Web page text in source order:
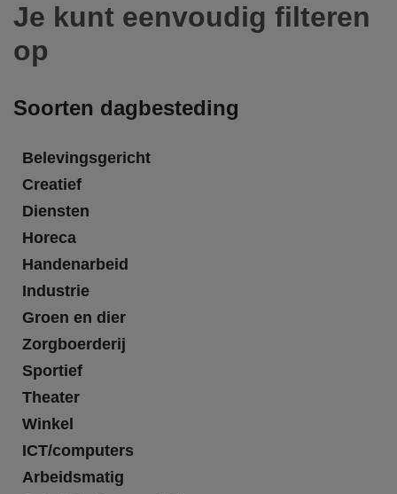
Je kunt eenvoudig filteren
op
Soorten dagbesteding
Belevingsgericht
Creatief
Diensten
Horeca
Handenarbeid
Industrie
Groen en dier
Zorgboerderij
Sportief
Theater
Winkel
ICT/computers
Arbeidsmatig